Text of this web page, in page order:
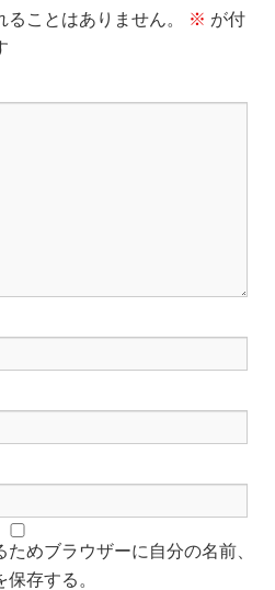
ことはありません。 ※ が付
めブラウザーに自分の名前、
存する。